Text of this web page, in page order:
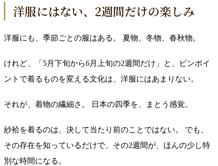
洋服にはない、2週間だけの楽しみ
洋服にも、季節ごとの服はある。 夏物、冬物、春秋物。
けれど、「5月下旬から6月上旬の2週間だけ」と、ピンポイ
ントで着るものを変える文化は、洋服にはあまりない。
それが、着物の繊細さ。 日本の四季を、まとう感覚。
紗袷を着るのは、決して当たり前のことではない。 でも、
その存在を知っているだけで、その2週間が、ほんの少し特
別な時間になる。